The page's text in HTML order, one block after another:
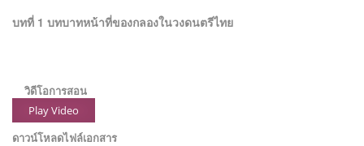
บทที่ 1 บทบาทหน้าที่ของกลองในวงดนตรีไทย
วิดีโอการสอน
Play Video
ดาวน์โหลดไฟล์เอกสาร